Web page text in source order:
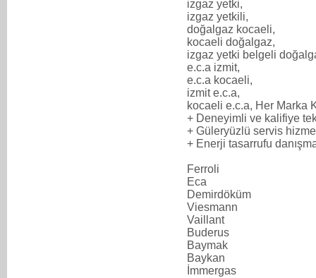
izgaz yetki,
izgaz yetkili,
doğalgaz kocaeli,
kocaeli doğalgaz,
izgaz yetki belgeli
e.c.a izmit,
e.c.a kocaeli,
izmit e.c.a,
kocaeli e.c.a, Her Marka
+ Deneyimli ve kalifiye
+ Güleryüzlü servis
+ Enerji tasarrufu
Ferroli
Eca
Demirdöküm
Viesmann
Vaillant
Buderus
Baymak
Baykan
İmmergas